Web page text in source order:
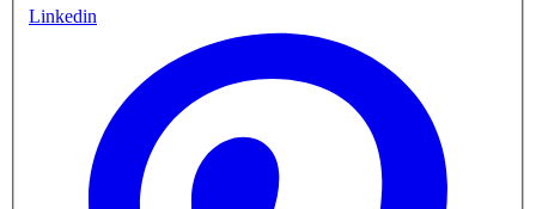
Linkedin